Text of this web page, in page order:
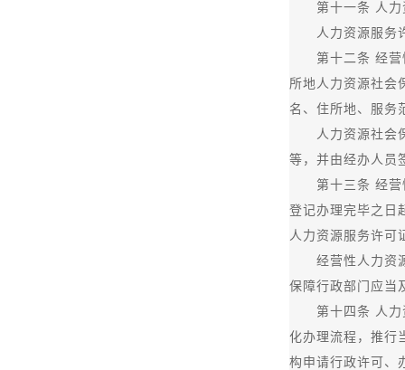
第十一条 人力资
人力资源服务许
第十二条 经营性
所地人力资源社会
名、住所地、服务
人力资源社会保
等，并由经办人员
第十三条 经营性
登记办理完毕之日
人力资源服务许可
经营性人力资源
保障行政部门应当
第十四条 人力资
化办理流程，推行
构申请行政许可、